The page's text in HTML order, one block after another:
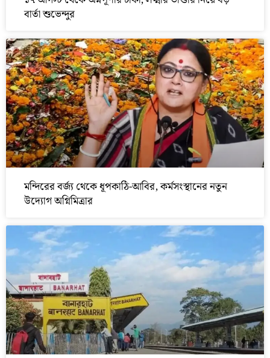
বার্তা শুভেন্দুর
মন্দিরের বর্জ্য থেকে ধূপকাঠি-আবির, কর্মসংস্থানের নতুন
উদ্যোগ অগ্নিমিত্রার